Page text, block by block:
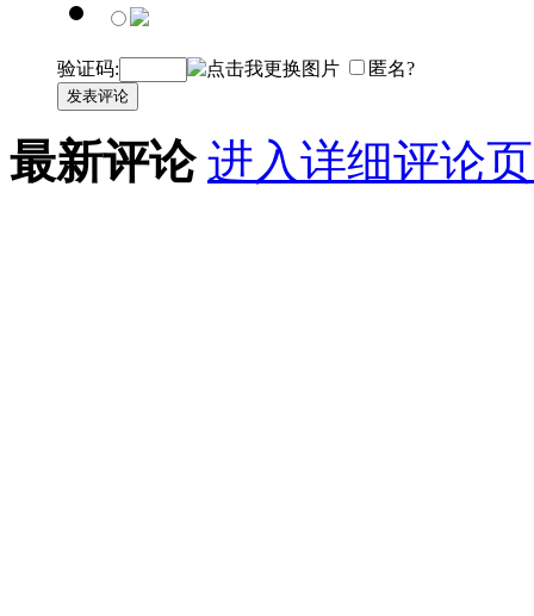
验证码: 匿名?
发表评论
最新评论 进入详细评论